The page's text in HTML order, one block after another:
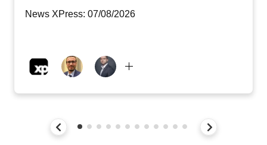
News XPress: 07/08/2026